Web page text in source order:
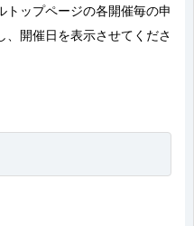
トップページの各開催毎の申
、開催日を表示させてくださ